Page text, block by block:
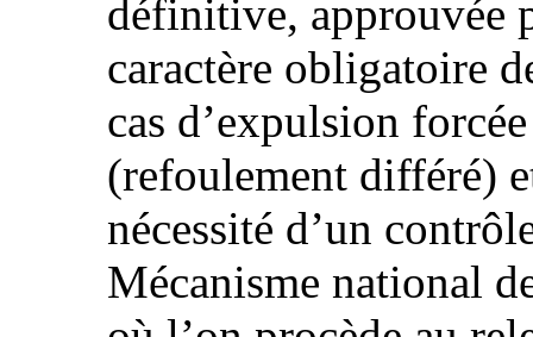
définitive, approuvée
caractère obligatoire
cas d’expulsion
(refoulement différé)
nécessité d’un
Mécanisme national